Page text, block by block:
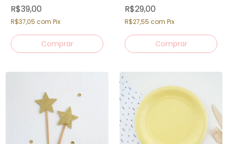
R$39,00
R$37,05 com Pix
R$29,00
R$27,55 com Pix